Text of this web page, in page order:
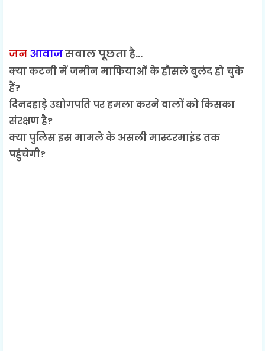
जन आवाजसवाल पूछता है...
क्या कटनी में जमीन माफियाओं के हौसले बुलंद हो चुके
हैं?
दिनदहाड़े उद्योगपति पर हमला करने वालों को किसका
संरक्षण है?
क्या पुलिस इस मामले के असली मास्टरमाइंड तक
पहुंचेगी?